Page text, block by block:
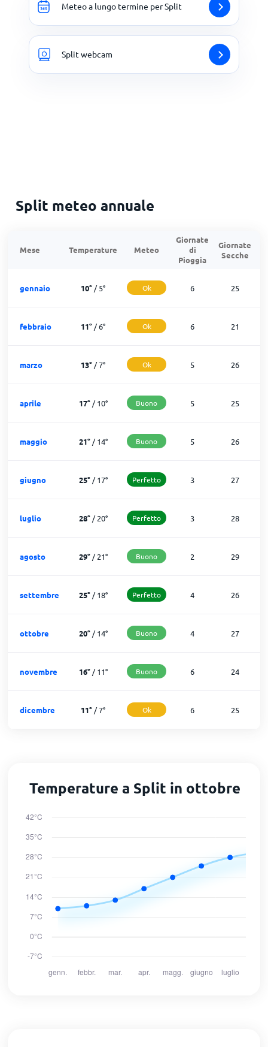
Meteo a lungo termine per Split
Split webcam
Split meteo annuale
Mese Temperature Meteo
Giornate
di
Pioggia
Giornate
Secche
gennaio 10° /5° Ok 6 25
febbraio 11° /6° Ok 6 21
marzo 13° /7° Ok 5 26
aprile 17°/10° Buono 5 25
maggio 21°/14° Buono 5 26
giugno 25°/17° Perfetto 3 27
luglio 28°/20° Perfetto 3 28
agosto 29°/21° Buono 2 29
settembre 25°/18° Perfetto 4 26
ottobre 20°/14° Buono 4 27
novembre 16°/11° Buono 6 24
dicembre 11° /7° Ok 6 25
Temperature a Split in ottobre